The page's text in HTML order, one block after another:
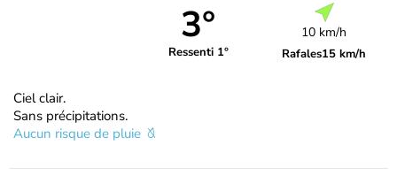
3°
Ressenti 1°
10 km/h
Rafales15 km/h
Ciel clair.
Sans précipitations.
Aucun risque de pluie